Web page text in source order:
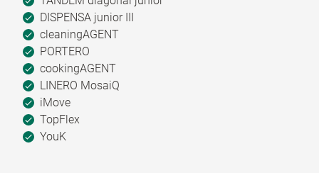
DISPENSA junior III
cleaningAGENT
PORTERO
cookingAGENT
LINERO MosaiQ
iMove
TopFlex
YouK